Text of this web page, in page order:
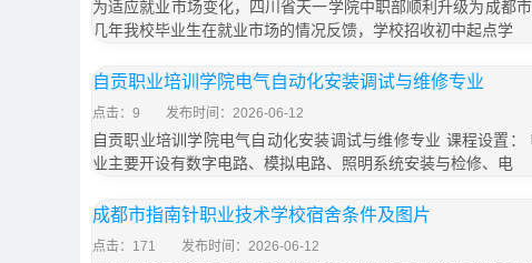
为适应就业市场变化，四川省天一学院中职部顺利升级为成都
几年我校毕业生在就业市场的情况反馈，学校招收初中起点学
自贡职业培训学院电气自动化安装调试与维修专业
点击：9 发布时间：2026-06-12
自贡职业培训学院电气自动化安装调试与维修专业 课程设置
业主要开设有数字电路、模拟电路、照明系统安装与检修、电
成都市指南针职业技术学校宿舍条件及图片
点击：171 发布时间：2026-06-12